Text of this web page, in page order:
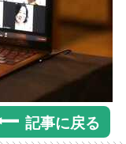
記事に戻る